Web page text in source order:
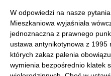
W odpowiedzi na nasze
Mieszkaniowa wyjaśniała
jednoznaczna z prawnego
ustawa antynikotynowa z 1995
których zakaz palenia
wymienia bezpośrednio klatek